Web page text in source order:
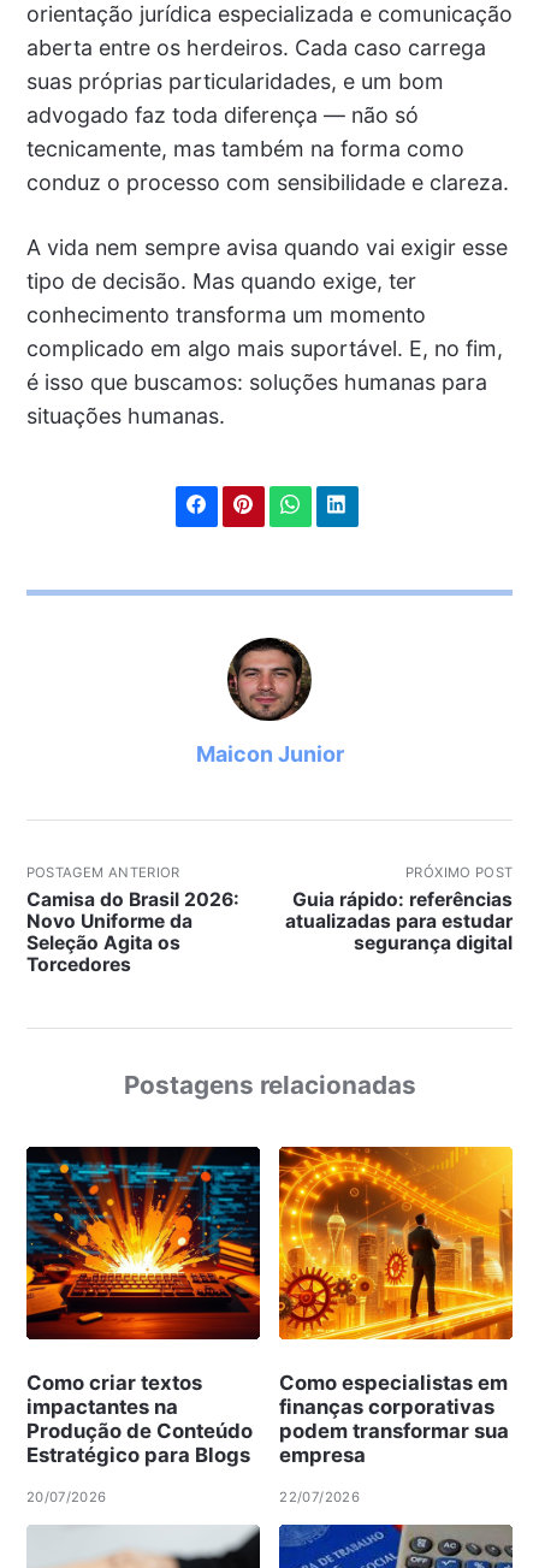
orientação jurídica especializada e comunicação
aberta entre os herdeiros. Cada caso carrega
suas próprias particularidades, e um bom
advogado faz toda diferença — não só
tecnicamente, mas também na forma como
conduz o processo com sensibilidade e clareza.
A vida nem sempre avisa quando vai exigir esse
tipo de decisão. Mas quando exige, ter
conhecimento transforma um momento
complicado em algo mais suportável. E, no fim,
é isso que buscamos: soluções humanas para
situações humanas.
Maicon Junior
POSTAGEM ANTERIOR
Camisa do Brasil 2026:
Novo Uniforme da
Seleção Agita os
Torcedores
PRÓXIMO POST
Guia rápido: referências
atualizadas para estudar
segurança digital
Postagens relacionadas
Como criar textos
impactantes na
Produção de Conteúdo
Estratégico para Blogs
20/07/2026
Como especialistas em
finanças corporativas
podem transformar sua
empresa
22/07/2026